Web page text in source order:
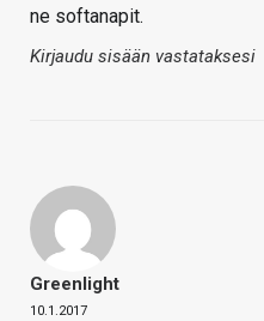
ne softanapit.
Kirjaudu sisään vastataksesi
Greenlight
10.1.2017